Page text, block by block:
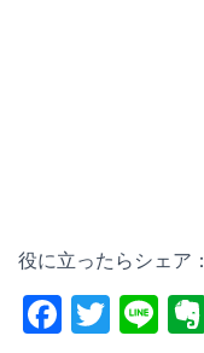
役に立ったらシェア：
F
T
Li